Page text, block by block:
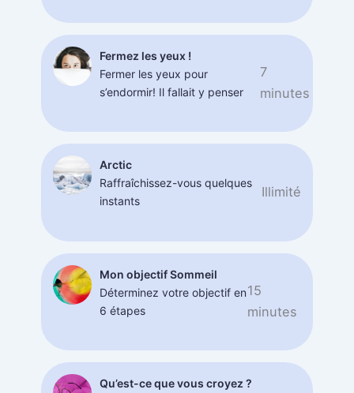
Fermez les yeux !
Fermer les yeux pour
s’endormir! Il fallait y penser
7
minutes
Arctic
Raffraîchissez-vous quelques
instants
Illimité
Mon objectif Sommeil
Déterminez votre objectif en
6 étapes
15
minutes
Qu’est-ce que vous croyez ?